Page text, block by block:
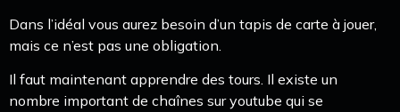
Dans l’idéal vous aurez besoin d’un tapis de carte à jouer,
mais ce n’est pas une obligation.
Il faut maintenant apprendre des tours. Il existe un
nombre important de chaînes sur youtube qui se